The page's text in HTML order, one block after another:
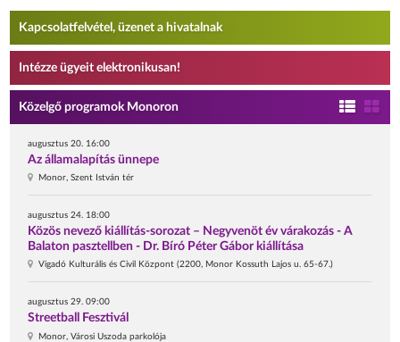
Kapcsolatfelvétel, üzenet a hivatalnak
Intézze ügyeit elektronikusan!
Közelgő programok Monoron
augusztus 20. 16:00
Az államalapítás ünnepe
Monor, Szent István tér
augusztus 24. 18:00
Közös nevező kiállítás-sorozat – Negyvenöt év várakozás - A
Balaton pasztellben - Dr. Bíró Péter Gábor kiállítása
Vigadó Kulturális és Civil Központ (2200, Monor Kossuth Lajos u. 65-67.)
augusztus 29. 09:00
Streetball Fesztivál
Monor, Városi Uszoda parkolója